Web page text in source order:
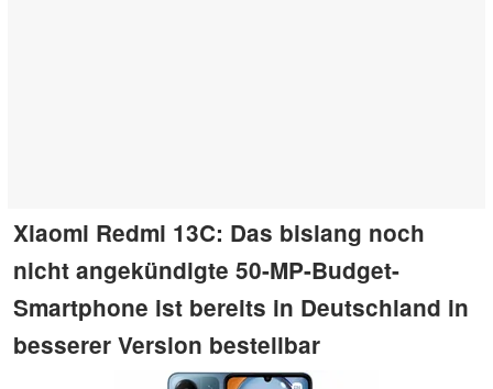
Xiaomi Redmi 13C: Das bislang noch
nicht angekündigte 50-MP-Budget-
Smartphone ist bereits in Deutschland in
besserer Version bestellbar